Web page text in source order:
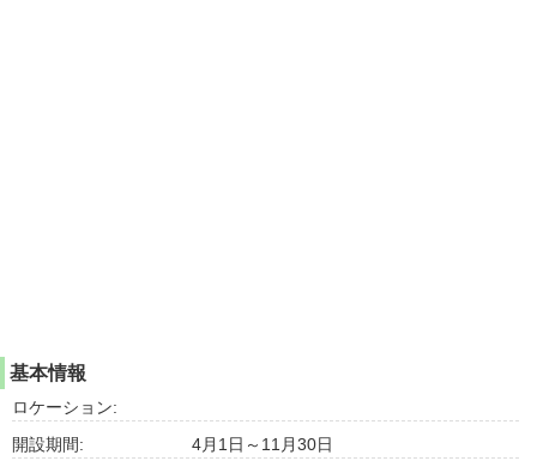
基本情報
ロケーション:
開設期間:
4月1日～11月30日